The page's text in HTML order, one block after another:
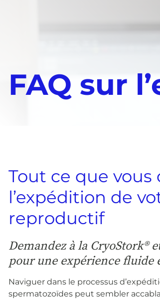
FAQ sur
Tout ce que vous
l’expédition de
reproductif
Demandez à la CryoStork®
pour une expérience fluide
Naviguer dans le processus
spermatozoïdes peut sembler